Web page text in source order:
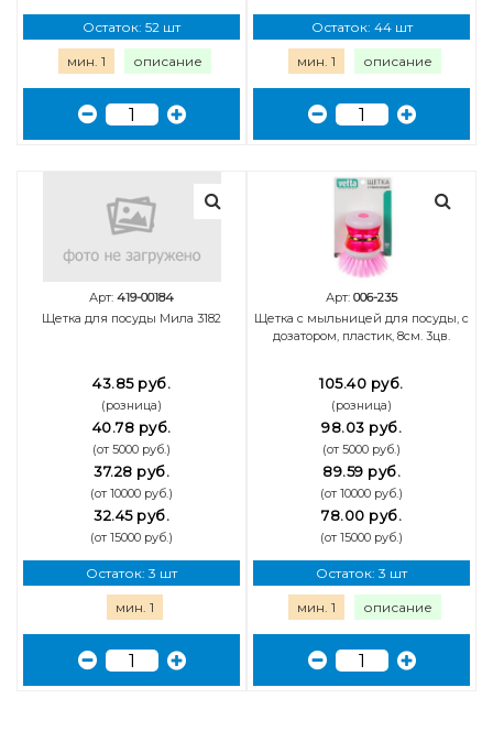
Остаток: 52 шт
мин. 1 описание
Остаток: 44 шт
мин. 1 описание
Арт: 419-00184
Щетка для посуды Мила 3182
43.85 руб.
(розница)
40.78 руб.
(от 5000 руб.)
37.28 руб.
(от 10000 руб.)
32.45 руб.
(от 15000 руб.)
Остаток: 3 шт
мин. 1
Арт: 006-235
Щетка с мыльницей для посуды, с
дозатором, пластик, 8см. 3цв.
105.40 руб.
(розница)
98.03 руб.
(от 5000 руб.)
89.59 руб.
(от 10000 руб.)
78.00 руб.
(от 15000 руб.)
Остаток: 3 шт
мин. 1 описание